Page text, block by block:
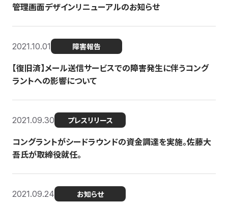
管理画面デザインリニューアルのお知らせ
2021.10.01 障害報告
【復旧済】メール送信サービスでの障害発生に伴うコング
ラントへの影響について
2021.09.30 プレスリリース
コングラントがシードラウンドの資金調達を実施。佐藤大
吾氏が取締役就任。
2021.09.24 お知らせ